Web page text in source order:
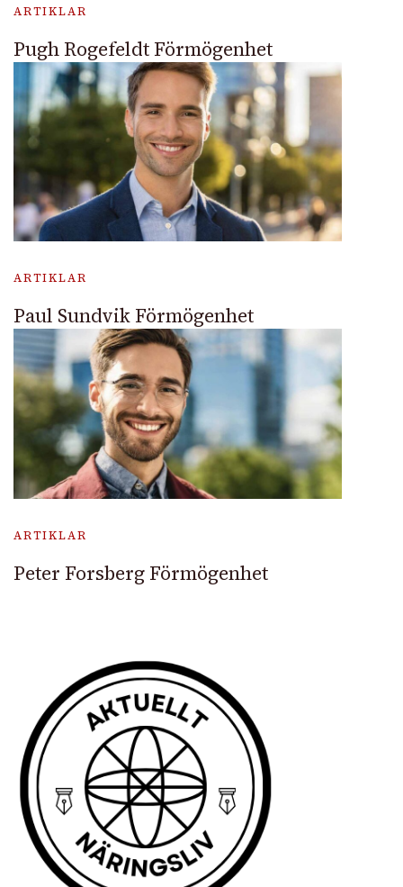
ARTIKLAR
Pugh Rogefeldt Förmögenhet
ARTIKLAR
Paul Sundvik Förmögenhet
ARTIKLAR
Peter Forsberg Förmögenhet